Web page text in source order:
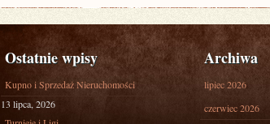
Ostatnie wpisy
Kupno i Sprzedaż Nieruchomości
13 lipca, 2026
Archiwa
lipiec 2026
czerwiec 2026